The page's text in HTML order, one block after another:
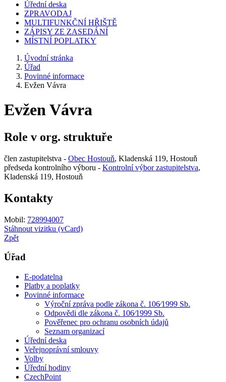
Úřední deska
ZPRAVODAJ
MULTIFUNKČNÍ HŘIŠTĚ
ZÁPISY ZE ZASEDÁNÍ
MÍSTNÍ POPLATKY
Úvodní stránka
Úřad
Povinné informace
Evžen Vávra
Evžen Vávra
Role v org. struktuře
člen zastupitelstva - Obec Hostouň, Kladenská 119, Hostouň
předseda kontrolního výboru - Kontrolní výbor zastupitelstva,
Kladenská 119, Hostouň
Kontakty
Mobil: 728994007
Stáhnout vizitku (vCard)
Zpět
Úřad
E-podatelna
Platby a poplatky
Povinné informace
Výroční zpráva podle zákona č. 106⁄1999 Sb.
Odpovědi dle zákona č. 106⁄1999 Sb.
Pověřenec pro ochranu osobních údajů
Seznam organizací
Úřední deska
Veřejnoprávní smlouvy
Volby
Úřední hodiny
CzechPoint